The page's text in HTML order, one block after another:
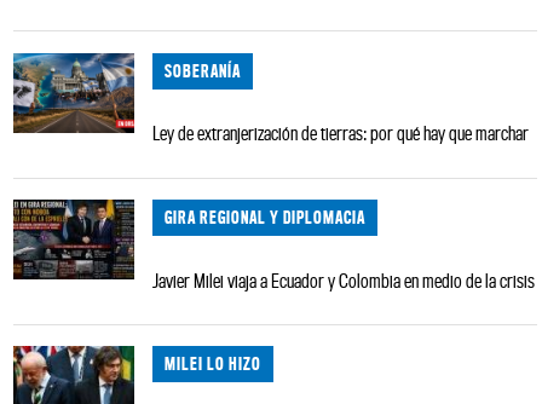
SOBERANÍA
Ley de extranjerización de tierras: por qué hay que marchar
GIRA REGIONAL Y DIPLOMACIA
Javier Milei viaja a Ecuador y Colombia en medio de la crisis
MILEI LO HIZO